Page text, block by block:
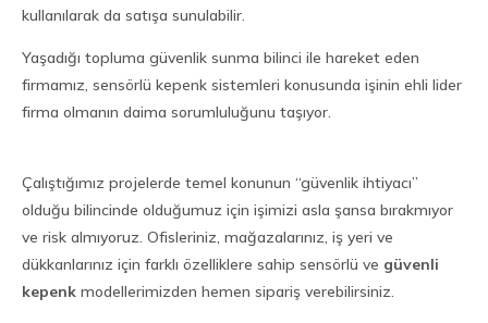
kullanılarak da satışa sunulabilir.
Yaşadığı topluma güvenlik sunma bilinci ile hareket eden
firmamız, sensörlü kepenk sistemleri konusunda işinin ehli lider
firma olmanın daima sorumluluğunu taşıyor.
Çalıştığımız projelerde temel konunun “güvenlik ihtiyacı”
olduğu bilincinde olduğumuz için işimizi asla şansa bırakmıyor
ve risk almıyoruz. Ofisleriniz, mağazalarınız, iş yeri ve
dükkanlarınız için farklı özelliklere sahip sensörlü ve güvenli
kepenk modellerimizden hemen sipariş verebilirsiniz.